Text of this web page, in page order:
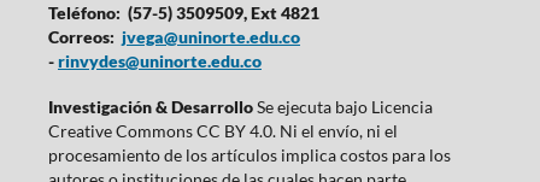
Teléfono: (57-5) 3509509, Ext 4821
Correos: jvega@uninorte.edu.co
-rinvydes@uninorte.edu.co
Investigación & DesarrolloSe ejecuta bajo Licencia
Creative Commons CC BY 4.0. Ni el envío, ni el
procesamiento de los artículos implica costos para los